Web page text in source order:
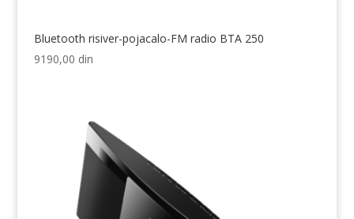
Bluetooth risiver-pojacalo-FM radio BTA 250
9190,00 din